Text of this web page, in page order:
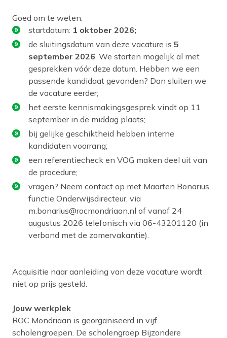
Goed om te weten:
startdatum: 1 oktober 2026;
de sluitingsdatum van deze vacature is 5
september 2026 . We starten mogelijk al met
gesprekken vóór deze datum. Hebben we een
passende kandidaat gevonden? Dan sluiten we
de vacature eerder;
het eerste kennismakingsgesprek vindt op 11
september in de middag plaats;
bij gelijke geschiktheid hebben interne
kandidaten voorrang;
een referentiecheck en VOG maken deel uit van
de procedure;
vragen? Neem contact op met Maarten Bonarius,
functie Onderwijsdirecteur, via
m.bonarius@rocmondriaan.nl of vanaf 24
augustus 2026 telefonisch via 06-43201120 (in
verband met de zomervakantie).
Acquisitie naar aanleiding van deze vacature wordt
niet op prijs gesteld.
Jouw werkplek
ROC Mondriaan is georganiseerd in vijf
scholengroepen. De scholengroep Bijzondere